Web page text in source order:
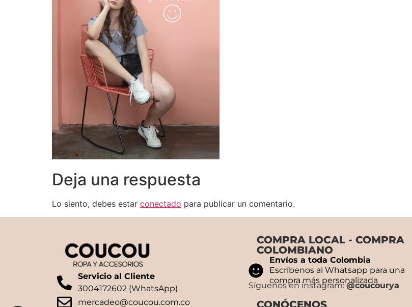
Deja una respuesta
Lo siento, debes estar conectado para publicar un comentario.
Servicio al Cliente
3004172602 (WhatsApp)
mercadeo@coucou.com.co
COMPRA LOCAL - COMPRA
COLOMBIANO
Envíos a toda Colombia
Escríbenos al Whatsapp para una
compra más personalizada
Síguenos en instagram:@coucourya
CONÓCENOS